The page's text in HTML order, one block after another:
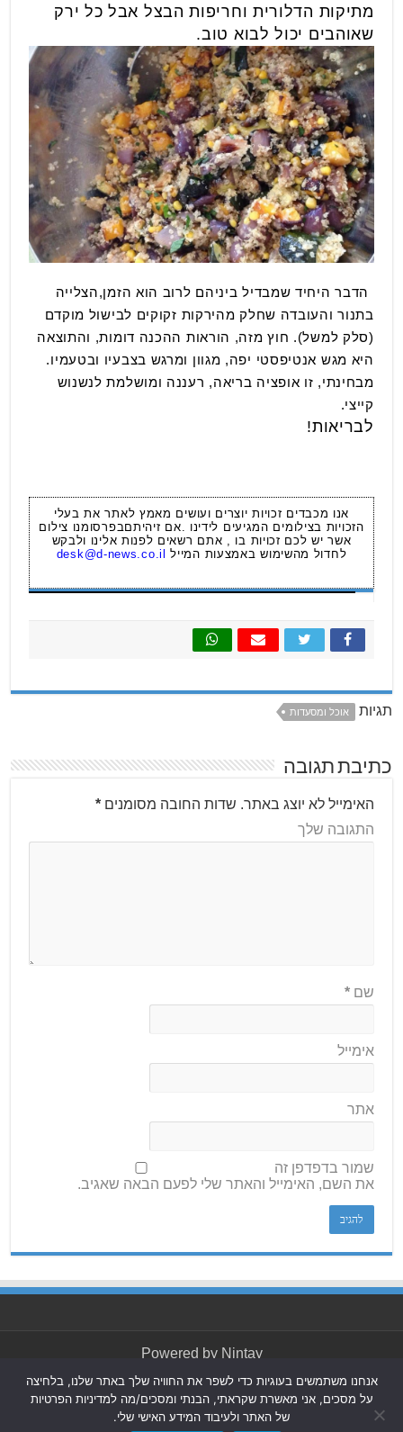
מתיקות הדלורית וחריפות הבצל אבל כל ירק
שאוהבים יכול לבוא טוב.
הדבר היחיד שמבדיל ביניהם לרוב הוא הזמן,הצלייה
בתנור והעובדה שחלק מהירקות זקוקים לבישול מוקדם
(סלק למשל). חוץ מזה, הוראות ההכנה דומות, והתוצאה
היא מגש אנטיפסטי יפה, מגוון ומרגש בצבעיו ובטעמיו.
מבחינתי, זו אופציה בריאה, רעננה ומושלמת לנשנוש
קייצי.
לבריאות!
אנו מכבדים זכויות יוצרים ועושים מאמץ לאתר את בעלי
הזכויות בצילומים המגיעים לידינו .אם זיהיתםבפרסומנו צילום
אשר יש לכם זכויות בו , אתם רשאים לפנות אלינו ולבקש
לחדול מהשימוש באמצעות המייל
desk@d-news.co.il
תגיות אוכל ומסעדות
כתיבת תגובה
האימייל לא יוצג באתר. שדות החובה מסומנים*
התגובה שלך
שם*
אימייל
אתר
שמור בדפדפן זה
את השם, האימייל והאתר שלי לפעם הבאה שאגיב.
Powered by Nintay
© כל הזכויות שמורות 2026, חולון בת ים-ניוז. הצהרת נגישות
חדשות בת ים-חולון|חדשות רמת גן-גבעתיים
אנחנו משתמשים בעוגיות כדי לשפר את החוויה שלך באתר שלנו, בלחיצה
על מסכים, אני מאשרת שקראתי, הבנתי ומסכים/מה למדיניות הפרטיות
של האתר ולעיבוד המידע האישי שלי.